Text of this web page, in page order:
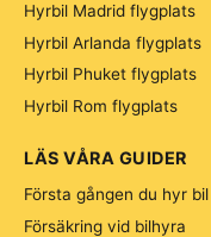
Hyrbil Madrid flygplats
Hyrbil Arlanda flygplats
Hyrbil Phuket flygplats
Hyrbil Rom flygplats
LÄS VÅRA GUIDER
Första gången du hyr bil
Försäkring vid bilhyra